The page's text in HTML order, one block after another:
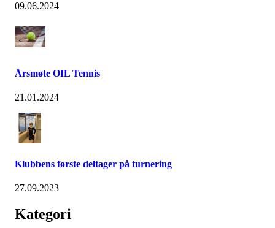
09.06.2024
Årsmøte OIL Tennis
21.01.2024
Klubbens første deltager på turnering
27.09.2023
Kategori